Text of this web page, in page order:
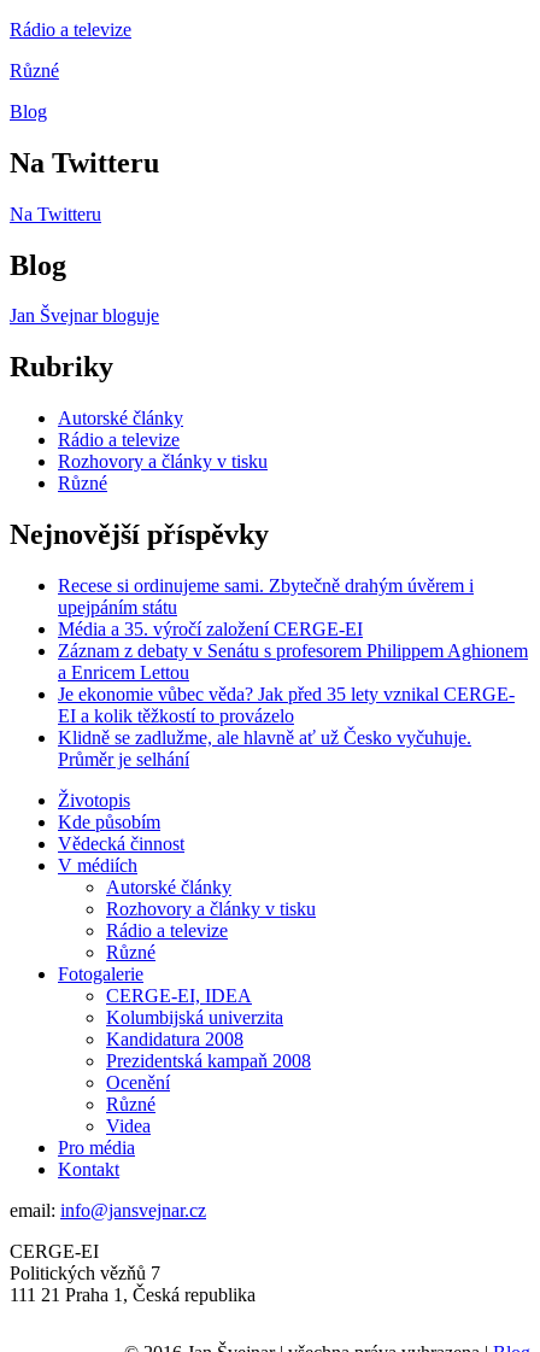
Rádio a televize
Různé
Blog
Na Twitteru
Na Twitteru
Blog
Jan Švejnar bloguje
Rubriky
Autorské články
Rádio a televize
Rozhovory a články v tisku
Různé
Nejnovější příspěvky
Recese si ordinujeme sami. Zbytečně drahým úvěrem i
upejpáním státu
Média a 35. výročí založení CERGE-EI
Záznam z debaty v Senátu s profesorem Philippem Aghionem
a Enricem Lettou
Je ekonomie vůbec věda? Jak před 35 lety vznikal CERGE-
EI a kolik těžkostí to provázelo
Klidně se zadlužme, ale hlavně ať už Česko vyčuhuje.
Průměr je selhání
Životopis
Kde působím
Vědecká činnost
V médiích
Autorské články
Rozhovory a články v tisku
Rádio a televize
Různé
Fotogalerie
CERGE-EI, IDEA
Kolumbijská univerzita
Kandidatura 2008
Prezidentská kampaň 2008
Ocenění
Různé
Videa
Pro média
Kontakt
email: info@jansvejnar.cz
CERGE-EI
Politických vězňů 7
111 21 Praha 1, Česká republika